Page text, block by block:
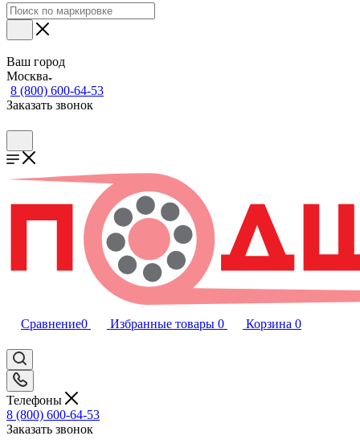
Ваш город
Москва
8 (800) 600-64-53
Заказать звонок
Сравнение0 Избранные товары 0 Корзина 0
Телефоны
8 (800) 600-64-53
Заказать звонок